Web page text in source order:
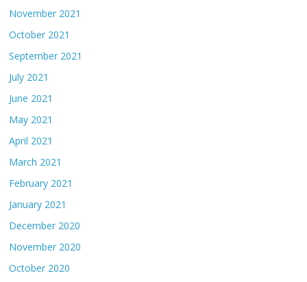
November 2021
October 2021
September 2021
July 2021
June 2021
May 2021
April 2021
March 2021
February 2021
January 2021
December 2020
November 2020
October 2020